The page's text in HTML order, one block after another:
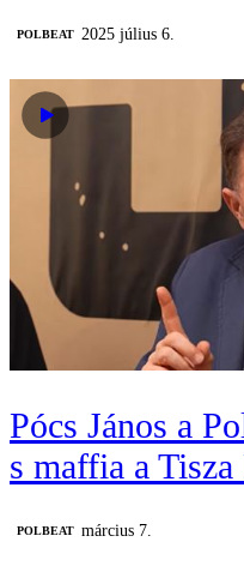
‎POLBEAT 2025 július 6.
Pócs János a
s maffia a
‎POLBEAT március 7.